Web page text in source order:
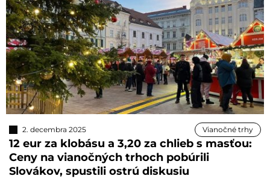
2. decembra 2025 Vianočné trhy
12 eur za klobásu a 3,20 za chlieb s masťou:
Ceny na vianočných trhoch pobúrili
Slovákov, spustili ostrú diskusiu